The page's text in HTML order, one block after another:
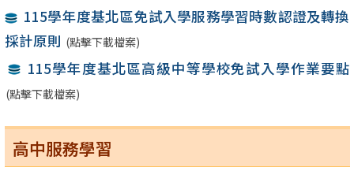
115學年度基北區免試入學服務學習時數認證及轉換
採計原則 (點擊下載檔案)
115學年度基北區高級中等學校免試入學作業要點
(點擊下載檔案)
高中服務學習